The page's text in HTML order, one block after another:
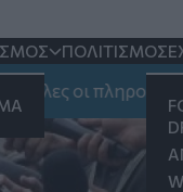
ΠΟΛΙΤΙΣΜΟΣ
πληροφορίες